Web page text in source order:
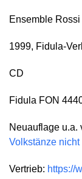
Ensemble Rossi
1999, Fidula-
CD
Fidula FON
Neuauflage u.a.
Volkstänze
Vertrieb: https://